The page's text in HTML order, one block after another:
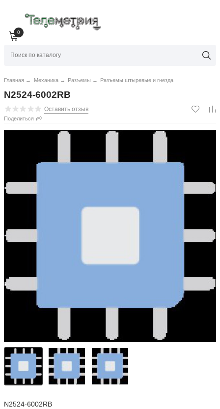
0
Главная → Механика → Разъемы → Разъемы штыревые и гнезда
N2524-6002RB
Оставить отзыв
Поделиться
N2524-6002RB